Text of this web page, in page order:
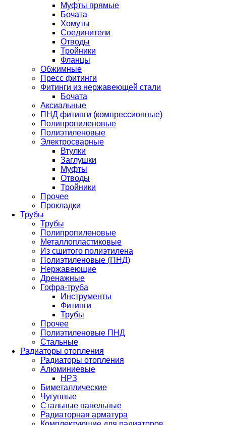
Муфты прямые
Бочата
Хомуты
Соединители
Отводы
Тройники
Фланцы
Обжимные
Пресс фитинги
Фитинги из нержавеющей стали
Бочата
Аксиальные
ПНД фитинги (компрессионные)
Полипропиленовые
Полиэтиленовые
Электросварные
Втулки
Заглушки
Муфты
Отводы
Тройники
Прочее
Прокладки
Трубы
Трубы
Полипропиленовые
Металлопластиковые
Из сшитого полиэтилена
Полиэтиленовые (ПНД)
Нержавеющие
Дренажные
Гофра-труба
Инструменты
Фитинги
Трубы
Прочее
Полиэтиленовые ПНД
Стальные
Радиаторы отопления
Радиаторы отопления
Алюминиевые
НРЗ
Биметаллические
Чугунные
Стальные панельные
Радиаторная арматура